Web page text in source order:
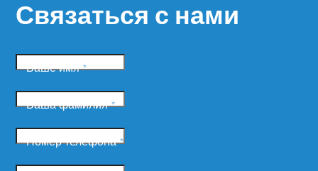
Связаться с нами
Ваше имя*
Ваша фамилия*
Номер телефона*